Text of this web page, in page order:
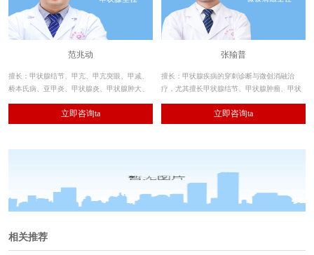
范兆动
擅长：甲状腺结节、甲亢、甲亢突眼、甲减、
桥本氏病、亚甲炎、甲状腺炎、甲状腺肿大、
升了甲状腺疾病的临床诊疗效果，让众多患者
摆脱了病情反复发作的折磨。
立即咨询ta
张羭普
擅长：甲状腺疾病的穿刺诊断与微创消融治
疗，尤其擅长甲状腺结节、甲状腺肿瘤、甲状
保腺治疗；消融操作精细，消融术后处理规范
周到，恢复快、无复发，分病分型为患者制定
立即咨询ta
相关推荐